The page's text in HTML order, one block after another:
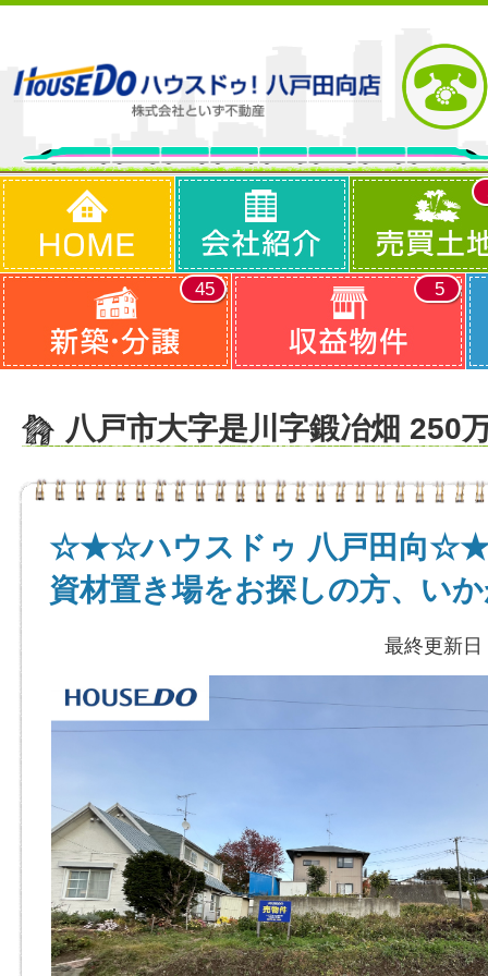
45 5
八戸市大字是川字鍛冶畑 250
☆★☆ハウスドゥ 八戸田向
資材置き場をお探しの方、い
最終更新